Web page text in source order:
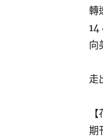
轉
14
向
走
期